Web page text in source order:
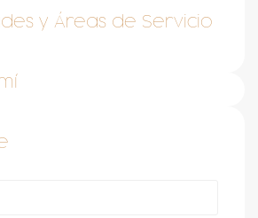
y Áreas de Servicio